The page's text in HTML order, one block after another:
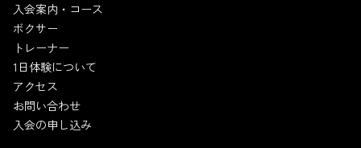
入会案内・コース
ボクサー
トレーナー
1日体験について
アクセス
お問い合わせ
入会の申し込み